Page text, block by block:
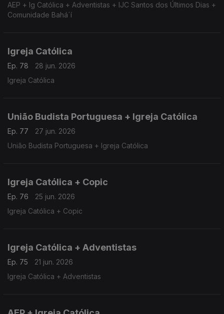
AEP + Ig Católica + Adventistas + IJC Santos dos Últimos Dias +
Comunidade Bahá´í
Igreja Católica
Ep. 78
28 jun. 2026
Igreja Católica
União Budista Portuguesa + Igreja Católica
Ep. 77
27 jun. 2026
União Budista Portuguesa + Igreja Católica
Igreja Católica + Copic
Ep. 76
25 jun. 2026
Igreja Católica + Copic
Igreja Católica + Adventistas
Ep. 75
21 jun. 2026
Igreja Católica + Adventistas